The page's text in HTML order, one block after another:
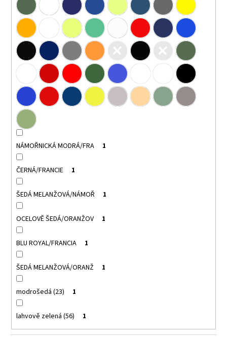
NÁMOŘNICKÁ MODRÁ/FRA 1
ČERNÁ/FRANCIE 1
ŠEDÁ MELANŽOVÁ/NÁMOŘ 1
OCELOVĚ ŠEDÁ/ORANŽOV 1
BLU ROYAL/FRANCIA 1
ŠEDÁ MELANŽOVÁ/ORANŽ 1
modrošedá (23) 1
lahvově zelená (56) 1